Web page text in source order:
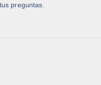
preguntas.